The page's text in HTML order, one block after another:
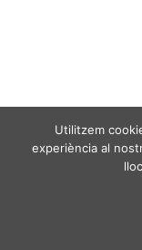
Utilitzem
experiència al